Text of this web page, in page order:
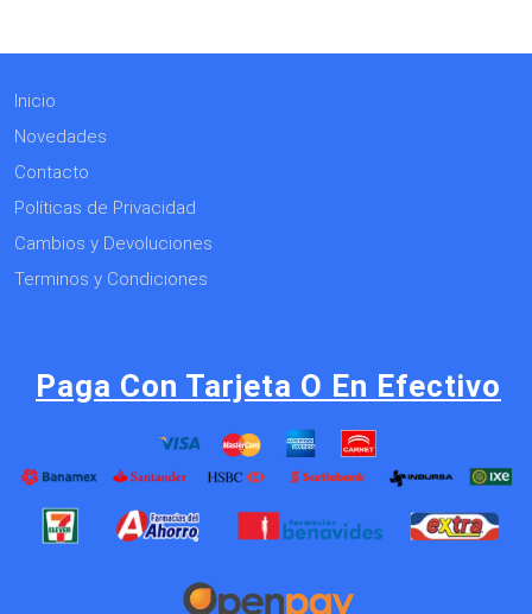
Inicio
Novedades
Contacto
Políticas de Privacidad
Cambios y Devoluciones
Terminos y Condiciones
Paga Con Tarjeta O En Efectivo